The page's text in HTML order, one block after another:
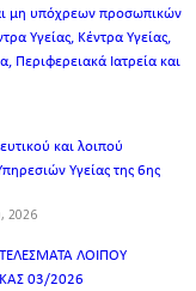
μη υπόχρεων προσωπικών
Υγείας, Κέντρα Υγείας,
Περιφερειακά Ιατρεία και
και λοιπού
Υγείας της 6ης
2026
ΛΟΙΠΟΥ
03/2026